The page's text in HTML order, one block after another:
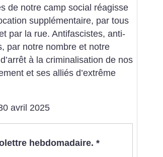
de notre camp social réagisse
supplémentaire, par tous
par la rue. Antifascistes, anti-
par notre nombre et notre
à la criminalisation de nos
et ses alliés d’extrême
avril 2025
hebdomadaire. *